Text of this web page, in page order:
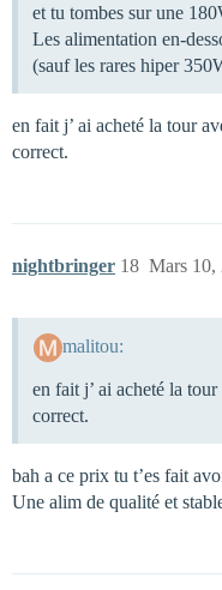
et tu tombes sur une
Les alimentation en-
(sauf les rares hiper
en fait j’ ai acheté la tour
correct.
nightbringer Mars 10,
18
malitou:
en fait j’ ai acheté la
correct.
bah a ce prix tu t’es fait
Une alim de qualité et